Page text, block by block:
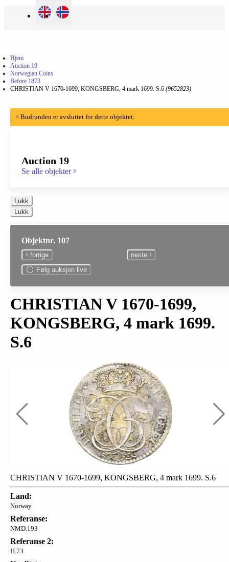
Hjem
Auction 19
Norwegian Coins
Before 1873
CHRISTIAN V 1670-1699, KONGSBERG, 4 mark 1699. S.6 (9652823)
× Budrunden er avsluttet for dette objektet.
Auction 19
Se alle objekter
Lukk
Lukk
Objektnr. 107
forrige
neste
Følg auksjon live
CHRISTIAN V 1670-1699,
KONGSBERG, 4 mark 1699.
S.6
CHRISTIAN V 1670-1699, KONGSBERG, 4 mark 1699. S.6
Land:
Norway
Referanse:
NMD.193
Referanse 2:
H.73